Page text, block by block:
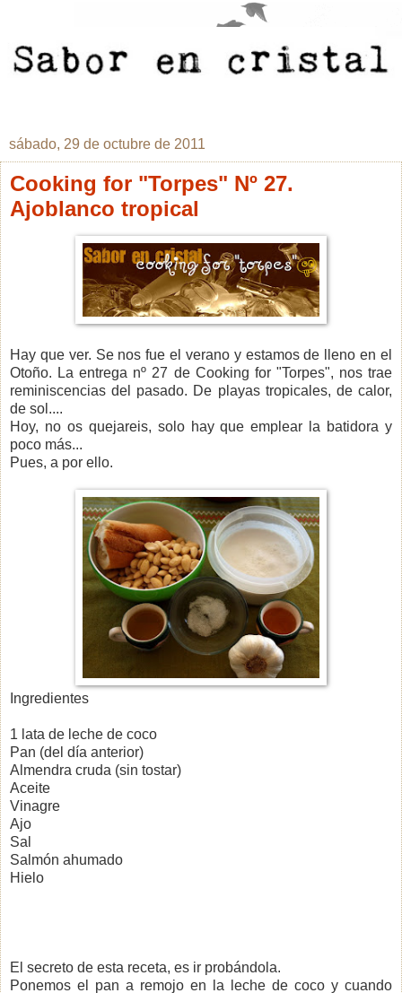
sábado, 29 de octubre de 2011
Cooking for "Torpes" Nº 27.
Ajoblanco tropical
Hay que ver. Se nos fue el verano y estamos de lleno en el
Otoño. La entrega nº 27 de Cooking for "Torpes", nos trae
reminiscencias del pasado. De playas tropicales, de calor,
de sol....
Hoy, no os quejareis, solo hay que emplear la batidora y
poco más...
Pues, a por ello.
Ingredientes
1 lata de leche de coco
Pan (del día anterior)
Almendra cruda (sin tostar)
Aceite
Vinagre
Ajo
Sal
Salmón ahumado
Hielo
El secreto de esta receta, es ir probándola.
Ponemos el pan a remojo en la leche de coco y cuando